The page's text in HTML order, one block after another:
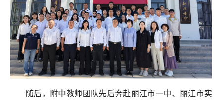
随后，附中教师团队先后奔赴丽江市一中、丽江市实